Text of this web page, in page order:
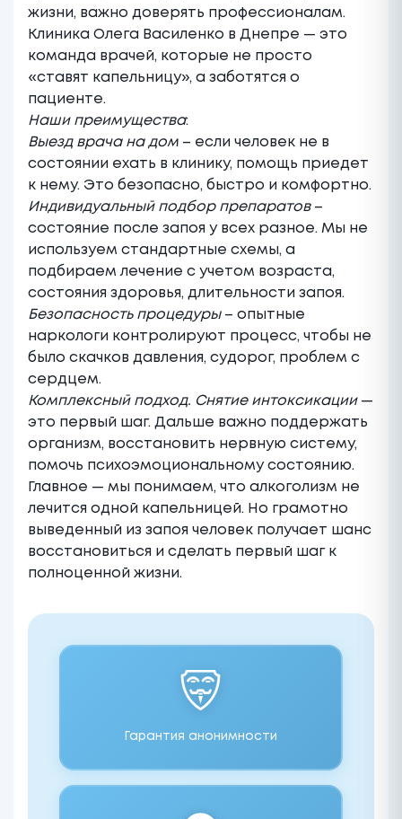
жизни, важно доверять профессионалам.
Клиника Олега Василенко в Днепре — это
команда врачей, которые не просто
«ставят капельницу», а заботятся о
пациенте.
Наши преимущества:
Выезд врача на дом – если человек не в
состоянии ехать в клинику, помощь приедет
к нему. Это безопасно, быстро и комфортно.
Индивидуальный подбор препаратов–
состояние после запоя у всех разное. Мы не
используем стандартные схемы, а
подбираем лечение с учетом возраста,
состояния здоровья, длительности запоя.
Безопасность процедуры– опытные
наркологи контролируют процесс, чтобы не
было скачков давления, судорог, проблем с
сердцем.
Комплексный подход. Снятие интоксикации—
это первый шаг. Дальше важно поддержать
организм, восстановить нервную систему,
помочь психоэмоциональному состоянию.
Главное — мы понимаем, что алкоголизм не
лечится одной капельницей. Но грамотно
выведенный из запоя человек получает шанс
восстановиться и сделать первый шаг к
полноценной жизни.
Гарантия анонимности